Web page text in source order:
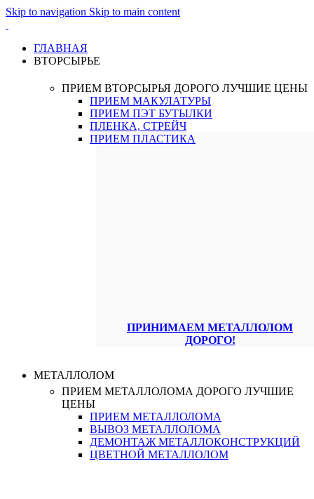
Skip to navigation Skip to main content
ГЛАВНАЯ
ВТОРСЫРЬЕ
ПРИЕМ ВТОРСЫРЬЯ ДОРОГО ЛУЧШИЕ ЦЕНЫ
ПРИЕМ МАКУЛАТУРЫ
ПРИЕМ ПЭТ БУТЫЛКИ
ПЛЕНКА, СТРЕЙЧ
ПРИЕМ ПЛАСТИКА
ПРИНИМАЕМ МЕТАЛЛОЛОМ
ДОРОГО!
МЕТАЛЛОЛОМ
ПРИЕМ МЕТАЛЛОЛОМА ДОРОГО ЛУЧШИЕ
ЦЕНЫ
ПРИЕМ МЕТАЛЛОЛОМА
ВЫВОЗ МЕТАЛЛОЛОМА
ДЕМОНТАЖ МЕТАЛЛОКОНСТРУКЦИЙ
ЦВЕТНОЙ МЕТАЛЛОЛОМ